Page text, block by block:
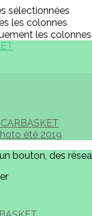
sélectionnées
les colonnes
les
été 2019
bouton, des